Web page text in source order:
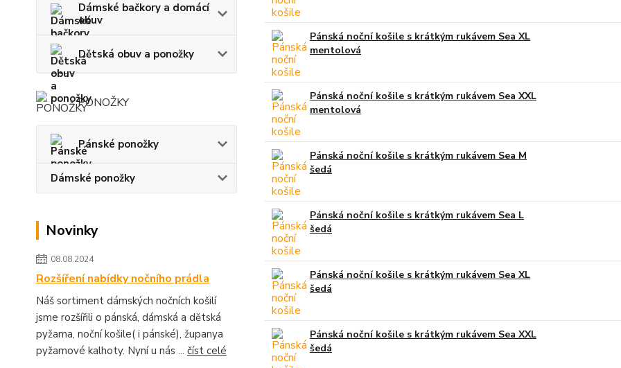
Dámské bačkory a domácí
obuv
Dětská obuv a ponožky
PONOŽKY
Pánské ponožky
Dámské ponožky
Novinky
08.08.2024
Rozšíření nabídky nočního prádla
Náš sortiment dámských nočních košilí
jsme rozšířili o pánská, dámská a dětská
pyžama, noční košile( i pánské), županya
pyžamové kalhoty. Nyní u nás ... číst celé
Pánská noční košile s krátkým rukávem Sea XL
mentolová
Pánská noční košile s krátkým rukávem Sea XXL
mentolová
Pánská noční košile s krátkým rukávem Sea M
šedá
Pánská noční košile s krátkým rukávem Sea L
šedá
Pánská noční košile s krátkým rukávem Sea XL
šedá
Pánská noční košile s krátkým rukávem Sea XXL
šedá